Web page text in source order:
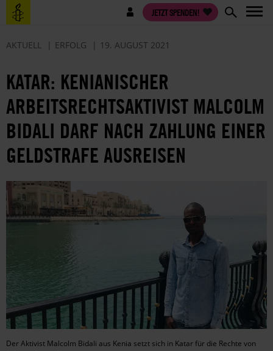
Direkt
zum
Benutzermenü JETZT SPENDEN!
AKTUELL ERFOLG 19. AUGUST 2021
KATAR: KENIANISCHER
ARBEITSRECHTSAKTIVIST MALCOLM
BIDALI DARF NACH ZAHLUNG EINER
GELDSTRAFE AUSREISEN
Der Aktivist Malcolm Bidali aus Kenia setzt sich in Katar für die Rechte von